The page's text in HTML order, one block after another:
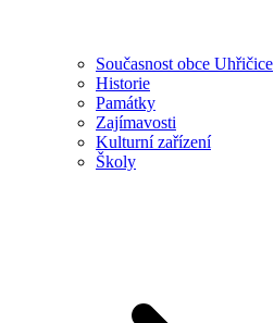
Současnost obce Uhřičice
Historie
Památky
Zajímavosti
Kulturní zařízení
Školy